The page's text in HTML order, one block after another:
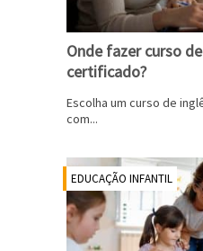
Onde fazer curso
certificado?
Escolha um curso de
com...
EDUCAÇÃO INFANTIL